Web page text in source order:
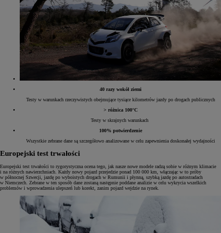
40 razy wokół ziemi
Testy w warunkach rzeczywistych obejmujące tysiące kilometrów jazdy po drogach publicznych
> różnica 100°C
Testy w skrajnych warunkach
100% potwierdzenie
Wszystkie zebrane dane są szczegółowo analizowane w celu zapewnienia doskonałej wydajności
Europejski test trwałości
Europejski test trwałości to rygorystyczna ocena tego, jak nasze nowe modele radzą sobie w różnym klimacie
i na różnych nawierzchniach. Każdy nowy pojazd przejedzie ponad 100 000 km, włączając w to próby
w północnej Szwecji, jazdę po wyboistych drogach w Rumunii i płynną, szybką jazdę po autostradach
w Niemczech. Zebrane w ten sposób dane zostaną następnie poddane analizie w celu wykrycia wszelkich
problemów i wprowadzenia ulepszeń lub korekt, zanim pojazd wejdzie na rynek.